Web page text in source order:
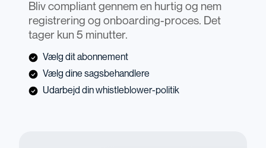
Bliv compliant gennem en hurtig og nem
registrering og onboarding-proces. Det
tager kun 5 minutter.
Vælg dit abonnement
Vælg dine sagsbehandlere
Udarbejd din whistleblower-politik